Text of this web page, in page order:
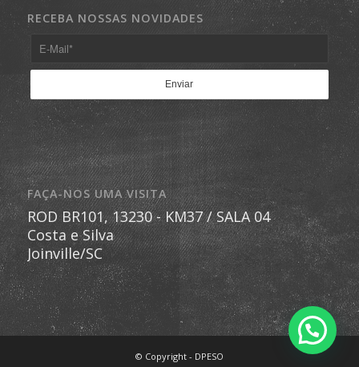
RECEBA NOSSAS NOVIDADES
FAÇA-NOS UMA VISITA
ROD BR101, 13230 - KM37 / SALA 04
Costa e Silva
Joinville/SC
© Copyright - DPESO